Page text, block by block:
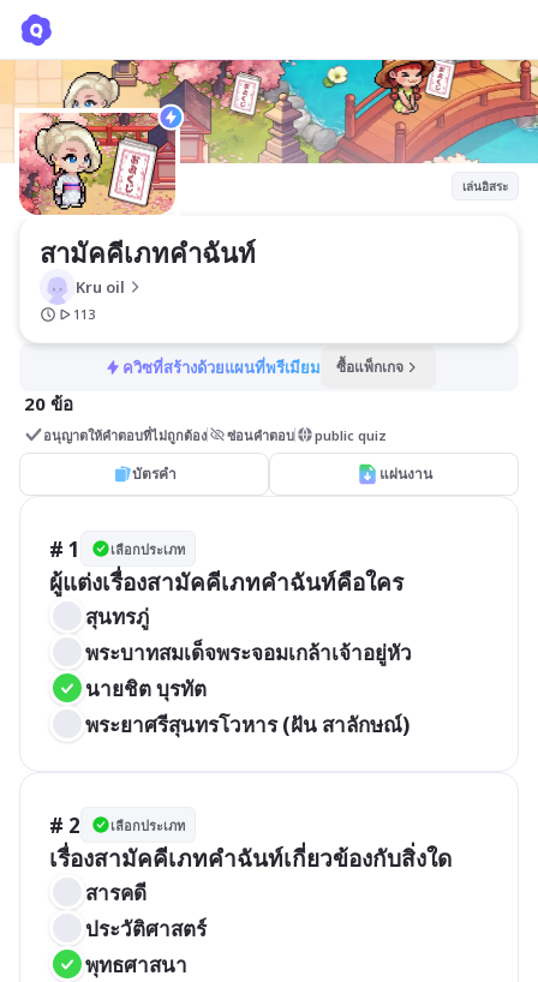
เล่นอิสระ
สามัคคีเภทคำฉันท์
Kru oil
113
ควิซที่สร้างด้วยแผนที่พรีเมียม ซื้อแพ็กเกจ
20 ข้อ
อนุญาตให้คำตอบที่ไม่ถูกต้อง ซ่อนคำตอบ public quiz
บัตรคำ แผ่นงาน
# 1 เลือกประเภท
สุนทรภู่
พระบาทสมเด็จพระจอมเกล้าเจ้าอยู่หัว
นายชิต บุรทัต
พระยาศรีสุนทรโวหาร (ฝัน สาลักษณ์)
# 2 เลือกประเภท
เรื่องสามัคคีเภทคำฉันท์เกี่ยวข้องกับสิ่งใด
สารคดี
ประวัติศาสตร์
พุทธศาสนา